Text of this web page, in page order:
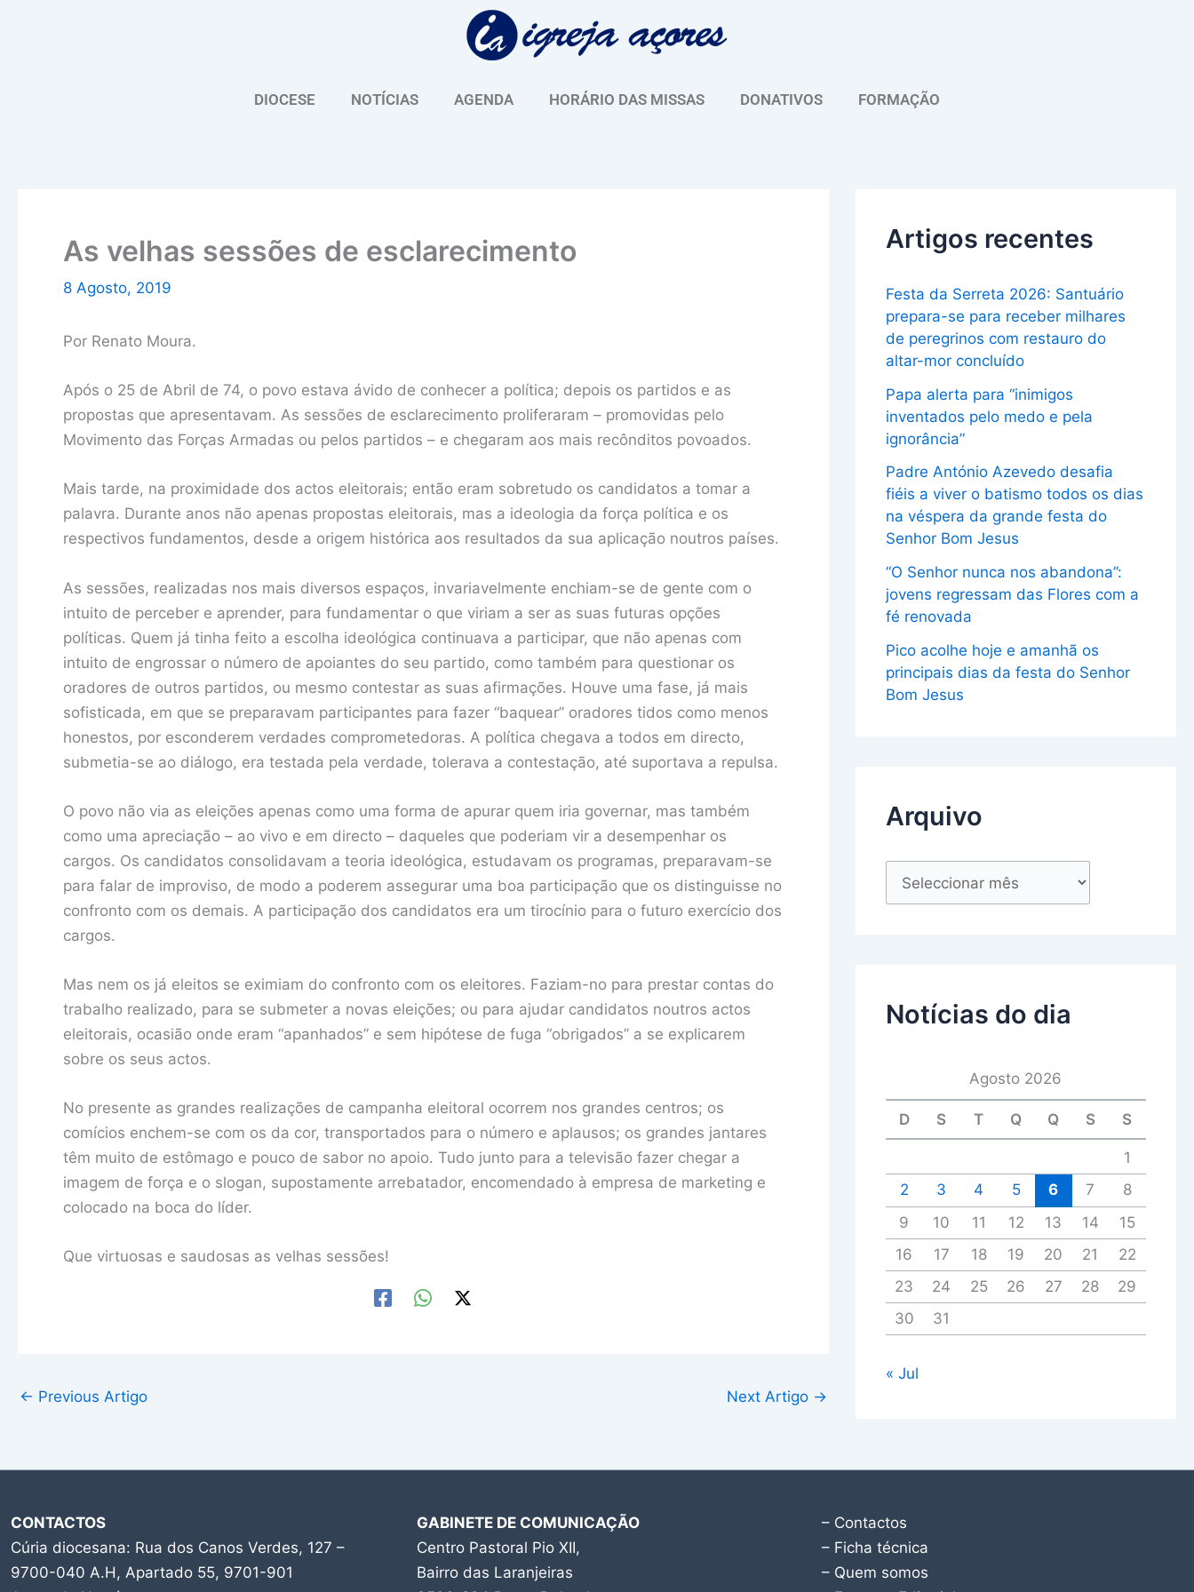
DIOCESE NOTÍCIAS AGENDA HORÁRIO DAS MISSAS DONATIVOS FORMAÇÃO
As velhas sessões de esclarecimento
8 Agosto, 2019
Por Renato Moura.
Após o 25 de Abril de 74, o povo estava ávido de conhecer a política; depois os partidos e as
propostas que apresentavam. As sessões de esclarecimento proliferaram – promovidas pelo
Movimento das Forças Armadas ou pelos partidos – e chegaram aos mais recônditos povoados.
Mais tarde, na proximidade dos actos eleitorais; então eram sobretudo os candidatos a tomar a
palavra. Durante anos não apenas propostas eleitorais, mas a ideologia da força política e os
respectivos fundamentos, desde a origem histórica aos resultados da sua aplicação noutros países.
As sessões, realizadas nos mais diversos espaços, invariavelmente enchiam-se de gente com o
intuito de perceber e aprender, para fundamentar o que viriam a ser as suas futuras opções
políticas. Quem já tinha feito a escolha ideológica continuava a participar, que não apenas com
intuito de engrossar o número de apoiantes do seu partido, como também para questionar os
oradores de outros partidos, ou mesmo contestar as suas afirmações. Houve uma fase, já mais
sofisticada, em que se preparavam participantes para fazer “baquear” oradores tidos como menos
honestos, por esconderem verdades comprometedoras. A política chegava a todos em directo,
submetia-se ao diálogo, era testada pela verdade, tolerava a contestação, até suportava a repulsa.
O povo não via as eleições apenas como uma forma de apurar quem iria governar, mas também
como uma apreciação – ao vivo e em directo – daqueles que poderiam vir a desempenhar os
cargos. Os candidatos consolidavam a teoria ideológica, estudavam os programas, preparavam-se
para falar de improviso, de modo a poderem assegurar uma boa participação que os distinguisse no
confronto com os demais. A participação dos candidatos era um tirocínio para o futuro exercício dos
cargos.
Mas nem os já eleitos se eximiam do confronto com os eleitores. Faziam-no para prestar contas do
trabalho realizado, para se submeter a novas eleições; ou para ajudar candidatos noutros actos
eleitorais, ocasião onde eram “apanhados” e sem hipótese de fuga “obrigados” a se explicarem
sobre os seus actos.
No presente as grandes realizações de campanha eleitoral ocorrem nos grandes centros; os
comícios enchem-se com os da cor, transportados para o número e aplausos; os grandes jantares
têm muito de estômago e pouco de sabor no apoio. Tudo junto para a televisão fazer chegar a
imagem de força e o slogan, supostamente arrebatador, encomendado à empresa de marketing e
colocado na boca do líder.
Que virtuosas e saudosas as velhas sessões!
← Previous Artigo Next Artigo →
Artigos recentes
Festa da Serreta 2026: Santuário
prepara-se para receber milhares
de peregrinos com restauro do
altar-mor concluído
Papa alerta para “inimigos
inventados pelo medo e pela
ignorância”
Padre António Azevedo desafia
fiéis a viver o batismo todos os dias
na véspera da grande festa do
Senhor Bom Jesus
“O Senhor nunca nos abandona”:
jovens regressam das Flores com a
fé renovada
Pico acolhe hoje e amanhã os
principais dias da festa do Senhor
Bom Jesus
Arquivo
u
Notícias do dia
Agosto 2026
D S T Q Q S S
1
2
3 4 5 6 7
8
9
10 11 12 13 14
15
16
17 18 19 20 21
22
23
24 25 26 27 28
29
30
31
« Jul
CONTACTOS
Cúria diocesana: Rua dos Canos Verdes, 127 –
9700-040 A.H, Apartado 55, 9701-901
GABINETE DE COMUNICAÇÃO
Centro Pastoral Pio XII,
Bairro das Laranjeiras
– Contactos
– Ficha técnica
– Quem somos